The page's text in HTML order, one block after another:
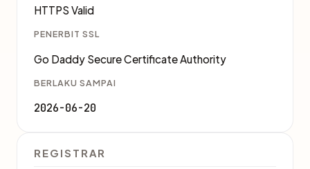
HTTPS Valid
PENERBIT SSL
Go Daddy Secure Certificate Authority
BERLAKU SAMPAI
2026-06-20
REGISTRAR